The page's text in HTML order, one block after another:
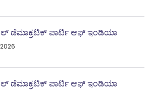
ಡೆಮಾಕ್ರಟಿಕ್ ಪಾರ್ಟಿ ಆಫ್ ಇಂಡಿಯಾ
ಡೆಮಾಕ್ರಟಿಕ್ ಪಾರ್ಟಿ ಆಫ್ ಇಂಡಿಯಾ